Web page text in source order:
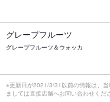
グレープフルーツ
グレープフルーツ＆ウォッカ
※更新日が2021/3/31以前の情報は、
ましては直接店舗へお問い合わせくだ